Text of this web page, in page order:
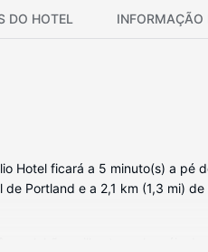
DO HOTEL INFORMAÇÃO
Hotel ficará a 5 minuto(s) a pé
Portland e a 2,1 km (1,3 mi)